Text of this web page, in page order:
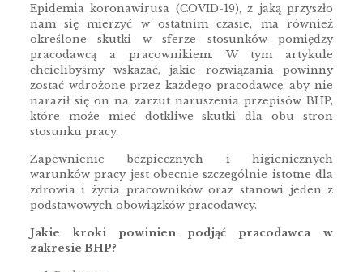
Epidemia koronawirusa (COVID-19), z jaką przyszło
nam się mierzyć w ostatnim czasie, ma również
określone skutki w sferze stosunków pomiędzy
pracodawcą a pracownikiem. W tym artykule
chcielibyśmy wskazać, jakie rozwiązania powinny
zostać wdrożone przez każdego pracodawcę, aby nie
naraził się on na zarzut naruszenia przepisów BHP,
które może mieć dotkliwe skutki dla obu stron
stosunku pracy.
Zapewnienie bezpiecznych i higienicznych
warunków pracy jest obecnie szczególnie istotne dla
zdrowia i życia pracowników oraz stanowi jeden z
podstawowych obowiązków pracodawcy.
Jakie kroki powinien podjąć pracodawca w
zakresie BHP?